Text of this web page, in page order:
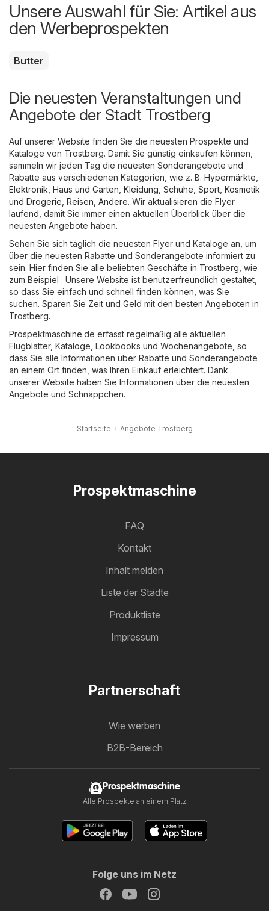
Unsere Auswahl für Sie: Artikel aus
den Werbeprospekten
Butter
Die neuesten Veranstaltungen und
Angebote der Stadt Trostberg
Auf unserer Website finden Sie die neuesten Prospekte und
Kataloge von Trostberg. Damit Sie günstig einkaufen können,
sammeln wir jeden Tag die neuesten Sonderangebote und
Rabatte aus verschiedenen Kategorien, wie z. B. Hypermärkte
Elektronik Haus und Garten Kleidung, Schuhe, Sport Kosmetik
und Drogerie Reisen Andere. Wir aktualisieren die Flyer
laufend, damit Sie immer einen aktuellen Überblick über die
neuesten Angebote haben.
Sehen Sie sich täglich die neuesten Flyer und Kataloge an, um
über die neuesten Rabatte und Sonderangebote informiert zu
sein. Hier finden Sie alle beliebten Geschäfte in Trostberg, wie
zum Beispiel . Unsere Website ist benutzerfreundlich gestaltet,
so dass Sie einfach und schnell finden können, was Sie
suchen. Sparen Sie Zeit und Geld mit den besten Angeboten in
Trostberg.
Prospektmaschine.de erfasst regelmäßig alle aktuellen
Flugblätter, Kataloge, Lookbooks und Wochenangebote, so
dass Sie alle Informationen über Rabatte und Sonderangebote
an einem Ort finden, was Ihren Einkauf erleichtert. Dank
unserer Website haben Sie Informationen über die neuesten
Angebote und Schnäppchen.
Startseite Angebote Trostberg
Prospektmaschine
FAQ
Kontakt
Inhalt melden
Liste der Städte
Produktliste
Impressum
Partnerschaft
Wie werben
B2B-Bereich
Prospektmaschine
Alle Prospekte an einem Platz
Folge uns im Netz